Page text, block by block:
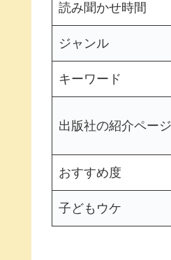
読み聞かせ時間
ジャンル
キーワード
出版社の紹介ページ
おすすめ度
子どもウケ